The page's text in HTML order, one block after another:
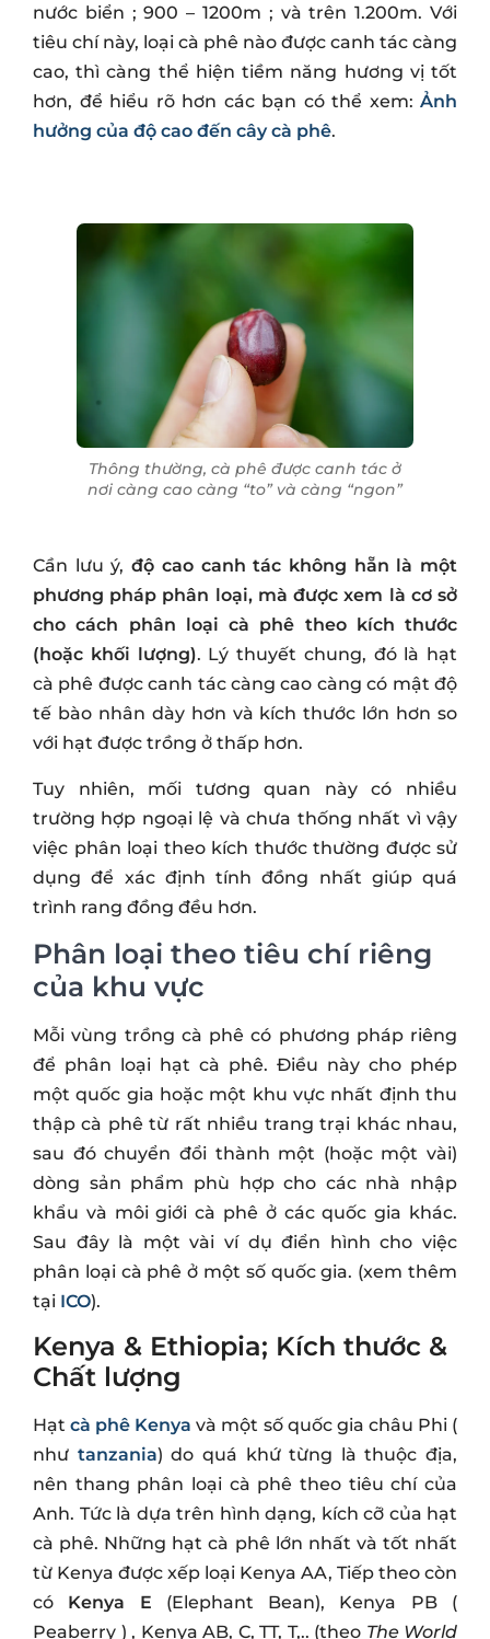
nước biển ; 900 – 1200m ; và trên 1.200m. Với
tiêu chí này, loại cà phê nào được canh tác càng
cao, thì càng thể hiện tiềm năng hương vị tốt
hơn, để hiểu rõ hơn các bạn có thể xem: Ảnh
hưởng của độ cao đến cây cà phê.
Thông thường, cà phê được canh tác ở
nơi càng cao càng “to” và càng “ngon”
Cần lưu ý,độ cao canh tác không hẵn là một
phương pháp phân loại, mà được xem là cơ sở
cho cách phân loại cà phê theo kích thước
(hoặc khối lượng). Lý thuyết chung, đó là hạt
cà phê được canh tác càng cao càng có mật độ
tế bào nhân dày hơn và kích thước lớn hơn so
với hạt được trồng ở thấp hơn.
Tuy nhiên, mối tương quan này có nhiều
trường hợp ngoại lệ và chưa thống nhất vì vậy
việc phân loại theo kích thước thường được sử
dụng để xác định tính đồng nhất giúp quá
trình rang đồng đều hơn.
Phân loại theo tiêu chí riêng
của khu vực
Mỗi vùng trồng cà phê có phương pháp riêng
để phân loại hạt cà phê. Điều này cho phép
một quốc gia hoặc một khu vực nhất định thu
thập cà phê từ rất nhiều trang trại khác nhau,
sau đó chuyển đổi thành một (hoặc một vài)
dòng sản phẩm phù hợp cho các nhà nhập
khẩu và môi giới cà phê ở các quốc gia khác.
Sau đây là một vài ví dụ điển hình cho việc
phân loại cà phê ở một số quốc gia. (xem thêm
tại ICO).
Kenya & Ethiopia; Kích thước &
Chất lượng
Hạtcà phê Kenya và một số quốc gia châu Phi (
như tanzania) do quá khứ từng là thuộc địa,
nên thang phân loại cà phê theo tiêu chí của
Anh. Tức là dựa trên hình dạng, kích cỡ của hạt
cà phê. Những hạt cà phê lớn nhất và tốt nhất
từ ​​Kenya được xếp loại Kenya AA, Tiếp theo còn
có Kenya E (Elephant Bean), Kenya PB (
Peaberry ) , Kenya AB, C, TT, T,.. (theo The World